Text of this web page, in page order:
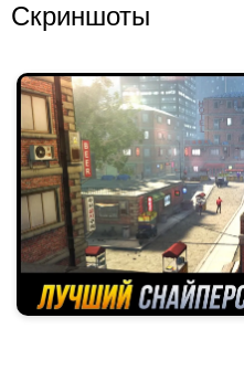
Скриншоты